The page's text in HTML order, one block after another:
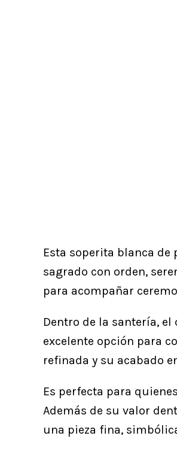
Esta soperita blanca
sagrado con orden,
para acompañar
Dentro de la santería,
excelente opción para
refinada y su acabado
Es perfecta para
Además de su valor
una pieza fina,